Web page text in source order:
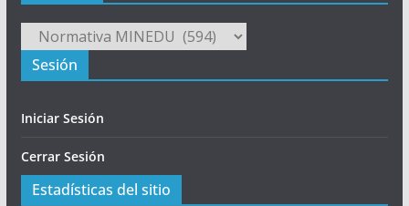
Principal
Sesión
Iniciar Sesión
Cerrar Sesión
Estadísticas del sitio